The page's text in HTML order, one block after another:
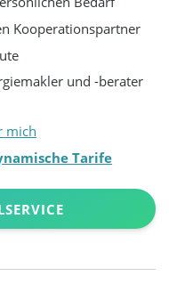
Kooperationspartner
und -berater
mich
Tarife